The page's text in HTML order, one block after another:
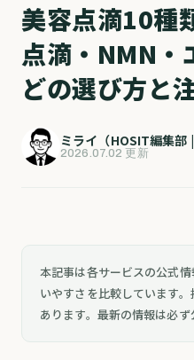
美容点滴10種
点滴・NMN・
どの選び方と
ミライ（HOSIT編集部
2026.07.02 更新
本記事は各サービスの公式
いやすさを比較しています
あります。最新の情報は必ず